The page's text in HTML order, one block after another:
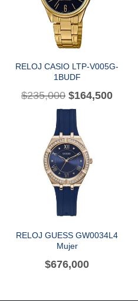
RELOJ CASIO LTP-V005G-
1BUDF
$235,000 $164,500
RELOJ GUESS GW0034L4
Mujer
$676,000